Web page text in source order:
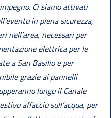
Ci siamo attivati
in piena sicurezza,
nell’area, necessari per
elettrica per le
a San Basilio e per
grazie ai pannelli
lungo il Canale
affaccio sull’acqua, per